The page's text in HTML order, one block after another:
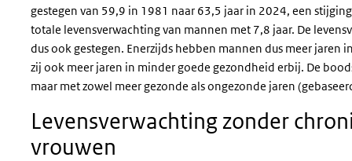
gestegen van 59,9 in 1981 naar 63,5 jaar in 2024, een
totale levensverwachting van mannen met 7,8 jaar. De
dus ook gestegen. Enerzijds hebben mannen dus meer jaren
zij ook meer jaren in minder goede gezondheid erbij. De
maar met zowel meer gezonde als ongezonde jaren
Levensverwachting zonder
vrouwen